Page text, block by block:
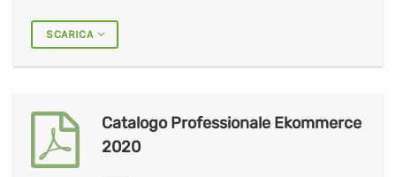
SCARICA
Catalogo Professionale Ekommerce
2020